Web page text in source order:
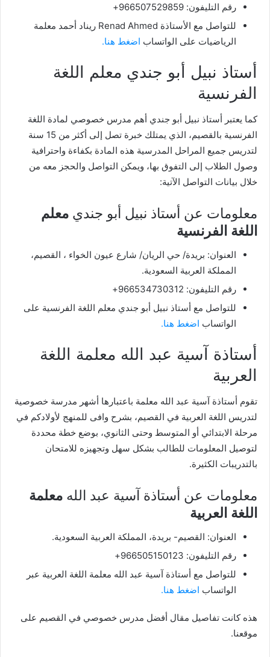
رقم التليفون: 966507529859+
للتواصل مع الأستاذة Renad Ahmed ريناد أحمد معلمة
الرياضيات على الواتساب اضغط هنا.
أستاذ نبيل أبو جندي معلم اللغة
الفرنسية
كما يعتبر أستاذ نبيل أبو جندي أهم مدرس خصوصي لمادة اللغة
الفرنسية بالقصيم، الذي يمتلك خبرة تصل إلى أكثر من 15 سنة
لتدريس جميع المراحل المدرسية هذه المادة بكفاءة واحترافية
وصول الطلاب إلى التفوق بها، ويمكن التواصل والحجز معه من
خلال بيانات التواصل الآتية:
معلومات عن أستاذ نبيل أبو جندي معلم
اللغة الفرنسية
العنوان: بريدة/ حي الريان/ شارع عيون الخواء ، القصيم،
المملكة العربية السعودية.
رقم التليفون: 966534730312+
للتواصل مع أستاذ نبيل أبو جندي معلم اللغة الفرنسية على
الواتساب اضغط هنا.
أستاذة آسية عبد الله معلمة اللغة
العربية
تقوم أستاذة آسية عبد الله معلمة باعتبارها أشهر مدرسة خصوصية
لتدريس اللغة العربية في القصيم، بشرح وافى للمنهج لأولادكم في
مرحلة الابتدائي أو المتوسط وحتى الثانوي، بوضع خطة محددة
لتوصيل المعلومات للطالب بشكل سهل وتجهيزه للامتحان
بالتدريبات الكثيرة.
معلومات عن أستاذة آسية عبد الله معلمة
اللغة العربية
العنوان: القصيم- بريدة، المملكة العربية السعودية.
رقم التليفون: 966505150123+
للتواصل مع أستاذة آسية عبد الله معلمة اللغة العربية عبر
الواتساب اضغط هنا.
هذه كانت تفاصيل مقال أفضل مدرس خصوصي في القصيم على
موقعنا.